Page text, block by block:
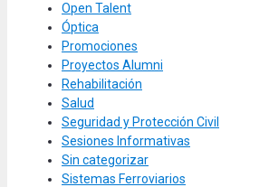
Open Talent
Óptica
Promociones
Proyectos Alumni
Rehabilitación
Salud
Seguridad y Protección Civil
Sesiones Informativas
Sin categorizar
Sistemas Ferroviarios